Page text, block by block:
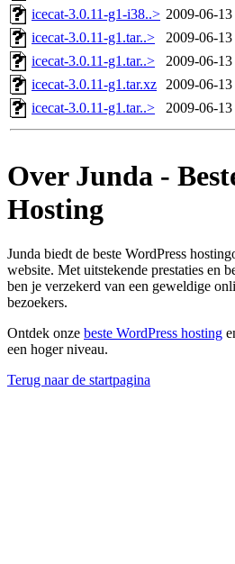
icecat-3.0.11-g1-i38..> 2009-06-13
icecat-3.0.11-g1.tar..>
2009-06-13
icecat-3.0.11-g1.tar..>
2009-06-13
icecat-3.0.11-g1.tar.xz
2009-06-13
icecat-3.0.11-g1.tar..>
2009-06-13
Over Junda -
Hosting
Junda biedt de beste WordPress
website. Met uitstekende prestaties en
ben je verzekerd van een geweldige
bezoekers.
Ontdek onze beste WordPress hosting
een hoger niveau.
Terug naar de startpagina